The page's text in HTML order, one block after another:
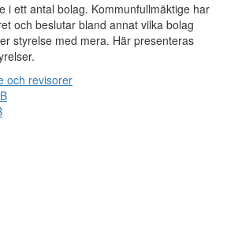
i ett antal bolag. Kommunfullmäktige har
och beslutar bland annat vilka bolag
styrelse med mera. Här presenteras
och revisorer